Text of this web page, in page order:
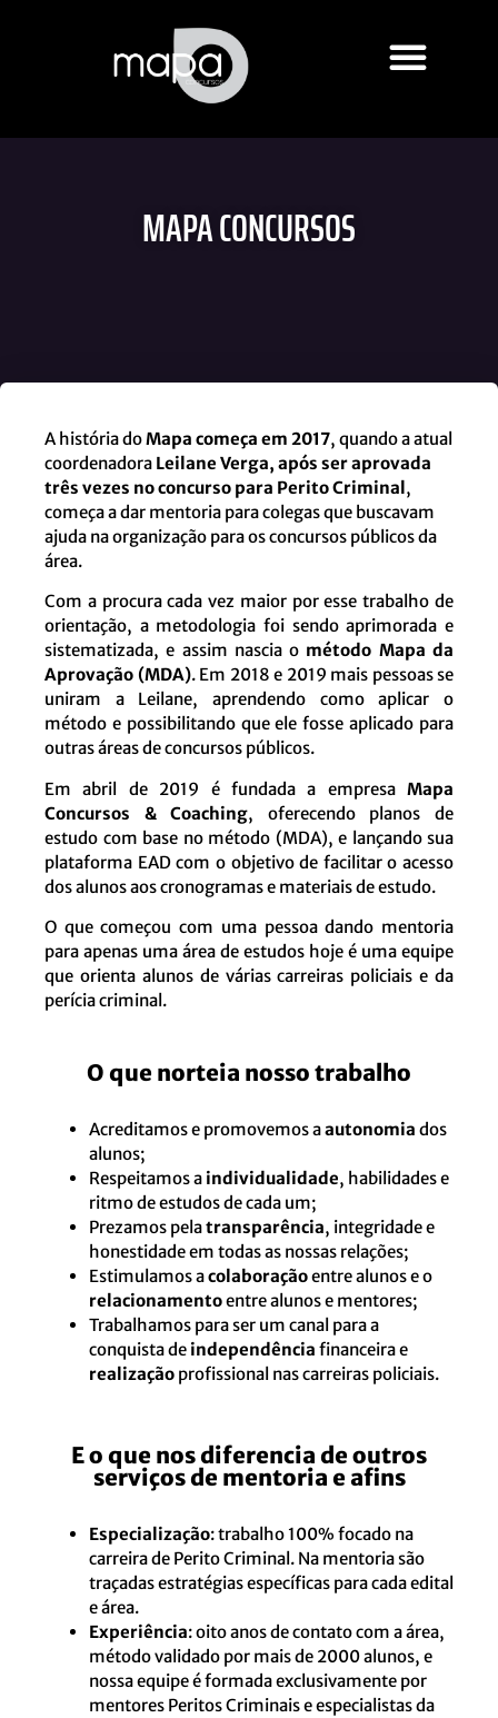
MAPA CONCURSOS
A história doMapa começa em 2017, quando a atual
coordenadora Leilane Verga, após ser aprovada
três vezes no concurso para Perito Criminal,
começa a dar mentoria para colegas que buscavam
ajuda na organização para os concursos públicos da
área.
Com a procura cada vez maior por esse trabalho de
orientação, a metodologia foi sendo aprimorada e
sistematizada, e assim nascia o método Mapa da
Aprovação (MDA). Em 2018 e 2019 mais pessoas se
uniram a Leilane, aprendendo como aplicar o
método e possibilitando que ele fosse aplicado para
outras áreas de concursos públicos.
Em abril de 2019 é fundada a empresa Mapa
Concursos & Coaching, oferecendo planos de
estudo com base no método (MDA), e lançando sua
plataforma EAD com o objetivo de facilitar o acesso
dos alunos aos cronogramas e materiais de estudo.
O que começou com uma pessoa dando mentoria
para apenas uma área de estudos hoje é uma equipe
que orienta alunos de várias carreiras policiais e da
perícia criminal.
O que norteia nosso trabalho
Acreditamos e promovemos aautonomia dos
alunos;
Respeitamos a individualidade, habilidades e
ritmo de estudos de cada um;
Prezamos pelatransparência, integridade e
honestidade em todas as nossas relações;
Estimulamos acolaboraçãoentre alunos e o
relacionamentoentre alunos e mentores;
Trabalhamos para ser um canal para a
conquista de independência financeira e
realização profissional nas carreiras policiais.
E o que nos diferencia de outros
serviços de mentoria e afins
Especialização: trabalho 100% focado na
carreira de Perito Criminal. Na mentoria são
traçadas estratégias específicas para cada edital
e área.
Experiência: oito anos de contato com a área,
método validado por mais de 2000 alunos, e
nossa equipe é formada exclusivamente por
mentores Peritos Criminais e especialistas da